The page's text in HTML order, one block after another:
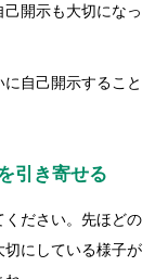
開示も大切になっ
自己開示すること
引き寄せる
ださい。先ほどの
にしている様子が